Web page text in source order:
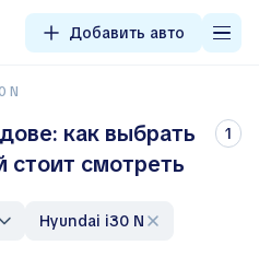
Добавить авто
N
как выбрать
стоит смотреть
1
Hyundai i30 N